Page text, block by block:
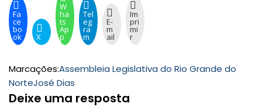
Fa
ce
bo
ok X
W
ha
ts
Ap
p
Tel
eg
ra
m
E-
m
ail
Im
pri
mi
r
Marcações:Assembleia Legislativa do Rio Grande do
NorteJosé Dias
Deixe uma resposta